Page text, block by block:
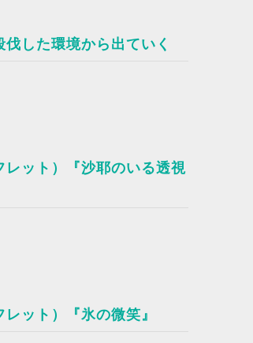
伐した環境から出ていく
レット）『沙耶のいる透視
レット）『氷の微笑』